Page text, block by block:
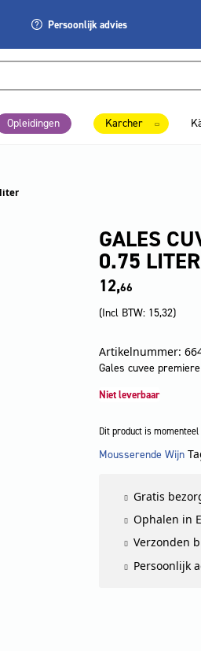
Persoonlijkadvies
Opleidingen Karcher
liter
GALES
0.75 LITER
12,66
(Incl BTW: 15,32)
Artikelnummer:
Gales cuvee
Niet leverbaar
Dit product is
LET OP!
Mousserende Wijn
Gratis
Ophalen in
Verzonden
Persoonlijk